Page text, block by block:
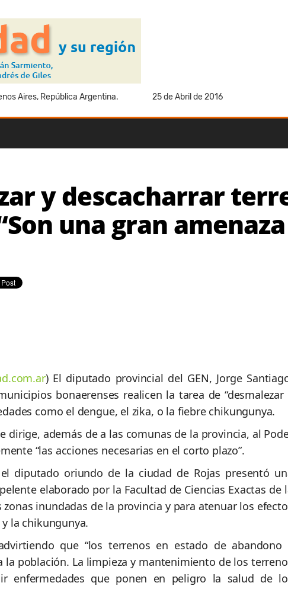
Aires, República Argentina. 25 de Abril de 2016
y descacharrar
una gran
) El diputado provincial del GEN, Jorge
bonaerenses realicen la tarea de “desmalezar
como el dengue, el zika, o la fiebre chikungunya.
dirige, además de a las comunas de la provincia, al
“las acciones necesarias en el corto plazo”.
diputado oriundo de la ciudad de Rojas presentó
elaborado por la Facultad de Ciencias Exactas de
inundadas de la provincia y para atenuar los
la chikungunya.
que “los terrenos en estado de abandono
la población. La limpieza y mantenimiento de los
enfermedades que ponen en peligro la salud de